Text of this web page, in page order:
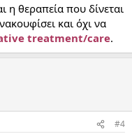
η θεραπεία που δίνεται
και όχι να
treatment/care.
#4